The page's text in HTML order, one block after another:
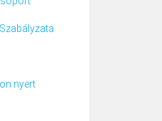
nyert